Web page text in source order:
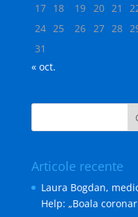
17 18 19 20 21
24 25 26 27 28
31
« oct.
Articole recente
Laura Bogdan,
Help: „Boala